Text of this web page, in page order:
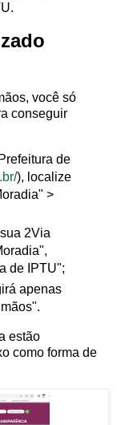
você só
conseguir
de
), localize
>
2Via
de IPTU";
apenas
estão
como forma de